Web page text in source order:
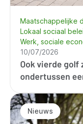
Ook vierde golf
ondertussen
Maatschappelijke
Lokaal sociaal
Werk, sociale
10/07/2026
Nieuws